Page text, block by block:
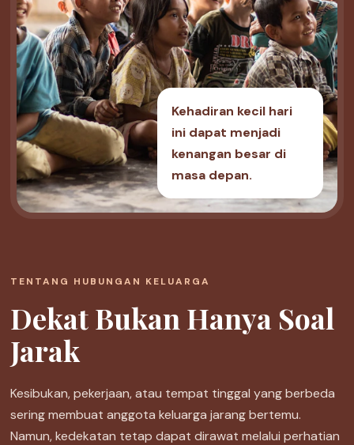
Kehadiran kecil hari
ini dapat menjadi
kenangan besar di
masa depan.
TENTANG HUBUNGAN KELUARGA
Dekat Bukan Hanya Soal
Jarak
Kesibukan, pekerjaan, atau tempat tinggal yang berbeda
sering membuat anggota keluarga jarang bertemu.
Namun, kedekatan tetap dapat dirawat melalui perhatian